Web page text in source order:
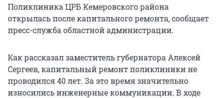
Поликлиника ЦРБ Кемеровского района
открылась после капитального ремонта, сообщает
пресс-служба областной администрации.
Как рассказал заместитель губернатора Алексей
Сергеев, капитальный ремонт поликлиники не
проводился 40 лет. За это время значительно
износились инженерные коммуникации. В ходе